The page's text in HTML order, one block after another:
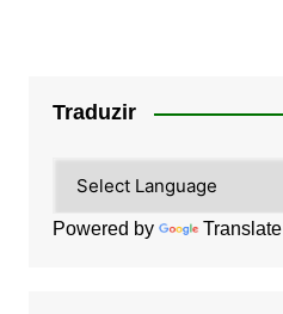
Traduzir
Powered by Translate